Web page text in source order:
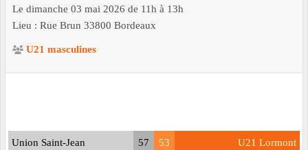
Le dimanche 03 mai 2026 de 11h à 13h
Lieu : Rue Brun 33800 Bordeaux
U21 masculines
Union Saint-Jean 57 53 U21 Lormont